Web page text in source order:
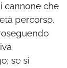
cannone che
percorso,
se si